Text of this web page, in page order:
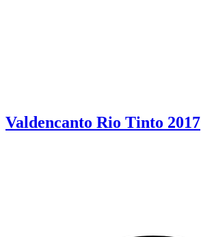
Valdencanto Rio Tinto 2017